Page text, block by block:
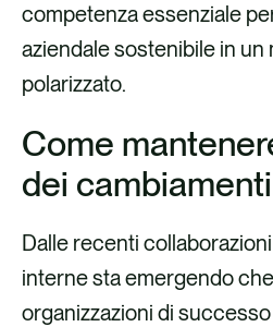
competenza essenziale
aziendale sostenibile in un
polarizzato.
Come
dei
Dalle recenti
interne sta emergendo
organizzazioni di